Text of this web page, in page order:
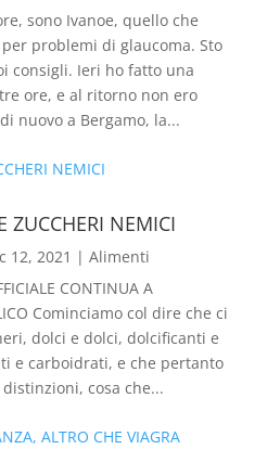
sono Ivanoe, quello che
problemi di glaucoma. Sto
consigli. Ieri ho fatto una
ore, e al ritorno non ero
nuovo a Bergamo, la...
ZUCCHERI NEMICI
12, 2021 | Alimenti
CONTINUA A
Cominciamo col dire che ci
dolci e dolci, dolcificanti e
e carboidrati, e che pertanto
cosa che...